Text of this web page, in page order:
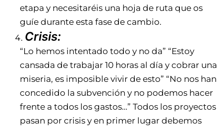
etapa y necesitaréis una hoja de ruta que os
guíe durante esta fase de cambio.
Crisis:
“Lo hemos intentado todo y no da” “Estoy
cansada de trabajar 10 horas al día y cobrar una
miseria, es imposible vivir de esto” “No nos han
concedido la subvención y no podemos hacer
frente a todos los gastos…” Todos los proyectos
pasan por crisis y en primer lugar debemos